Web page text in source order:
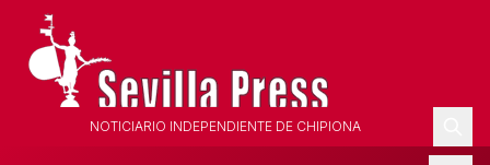
NOTICIARIO INDEPENDIENTE DE CHIPIONA